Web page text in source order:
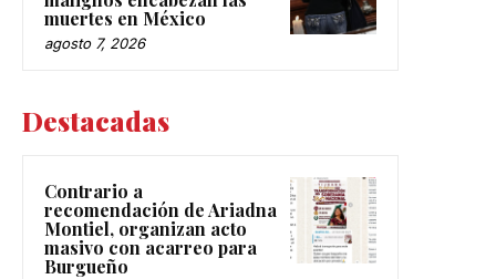
muertes en México
agosto 7, 2026
Destacadas
Contrario a
recomendación de Ariadna
Montiel, organizan acto
masivo con acarreo para
Burgueño